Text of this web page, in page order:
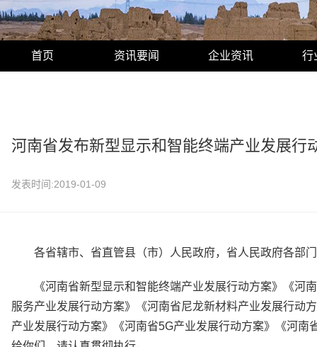
首页 资讯要闻 企业资讯 行
河南省发布新型显示和智能终端产业发展行
发表时间:2019-01-09
各省辖市、省直管县（市）人民政府，省人民政府各部
《河南省新型显示和智能终端产业发展行动方案》《
服务产业发展行动方案》《河南省尼龙新材料产业发展行动
产业发展行动方案》《河南省5G产业发展行动方案》《河